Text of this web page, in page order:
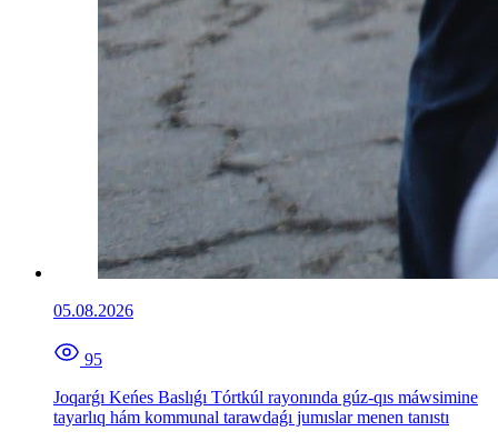
05.08.2026
95
Joqarǵı Keńes Baslıǵı Tórtkúl rayonında gúz-qıs máwsimine
tayarlıq hám kommunal tarawdaǵı jumıslar menen tanıstı